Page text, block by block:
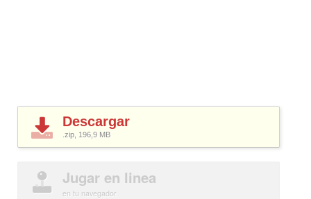
Descargar
.zip, 196,9 MB
Jugar en linea
en tu navegador